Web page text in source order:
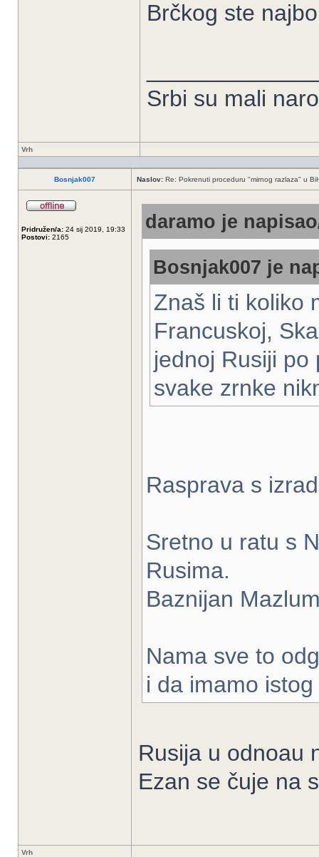
Brčkog ste
Srbi su mali
Vrh
Bosnjak007 Naslov: Re: Pokrenuti proceduru "mirnog razlaza" u
Pridružen/a: 24 sij 2019, 19:33
Postovi: 2165
daramo je
Bosnjak007 je
Znaš li ti koliko
Francuskoj,
jednoj Rusiji po
svake zrnke
Rasprava s
Sretno u ratu s
Rusima.
Baznijan
Nama sve to
i da imamo
Rusija u odnoau
Ezan se čuje na
Vrh